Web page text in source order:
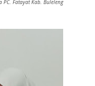
PC. Fatayat Kab. Buleleng